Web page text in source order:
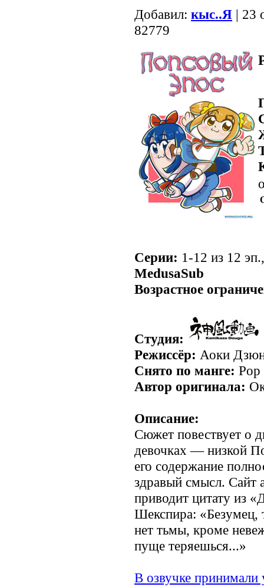
Добавил: кыс..Я | 23
82779
Серии: 1-12 из 12
MedusaSub
Возрастное
Студия:
Режиссёр: Аоки
Снято по манге: Pop
Автор оригинала:
Описание:
Сюжет повествует о
девочках — низкой
его содержание
здравый смысл. Сайт
приводит цитату из
Шекспира: «Безумец,
нет тьмы, кроме
пуще теряешься...»
В озвучке принимали